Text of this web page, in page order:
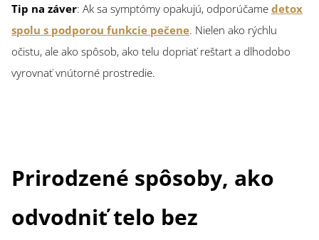
Tip na záver: Ak sa symptómy opakujú, odporúčame detox
spolu s podporou funkcie pečene. Nielen ako rýchlu
očistu, ale ako spôsob, ako telu dopriať reštart a dlhodobo
vyrovnať vnútorné prostredie.
Prirodzené spôsoby, ako
odvodniť telo bez